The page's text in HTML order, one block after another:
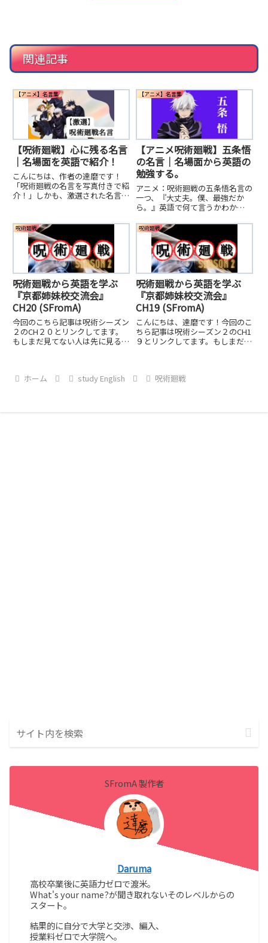
関連記事
【アニメ】名言集
【呪術廻戦】心に残る名言
｜名場面を英語で紹介！
こんにちは、作者の達磨です！
「呪術廻戦の名言を写真付きで紹
介！」しかも、激選された名言集
【アニメ】名言集
【アニメ呪術廻戦】五条悟
の名言｜名場面から英語の
勉強する。
アニメ：呪術廻戦の五条悟名言の
一つ、『大丈夫。僕、最強だか
ら。』英語で何て言うかわか
なら、駅前留学よりも、オンライ
ンでの勉強がいい。おすすめはこ
れ。五条悟の名言を英語で何て言
うんだろ？アニメを見るなら、
DMM ...
呪術廻戦
呪術廻戦から英語を学ぶ
『京都姉妹校交流会』
CH20 (SFromA)
今回のこちら記事は呪術シーズン
２のCH２０とリンクしてます。
もしまだ見てない人は先に見るこ
呪術廻戦
呪術廻戦から英語を学ぶ
『京都姉妹校交流会』
CH19 (SFromA)
こんにちは、達磨です！今回のこ
ちら記事は呪術シーズン２のCH1
９とリンクしてます。もしまだ見
うね。「ぶっ飛べ。」「とま
ホーム study English 呪術廻戦
SFromA 製作者
Daruma
高校卒業後に英語力ゼロで渡米。
What's your name?が聞き取れないそのレベルからの
スタート。
結果的に自分で大学と交渉、編入、
授業料ゼロで大学院へ。